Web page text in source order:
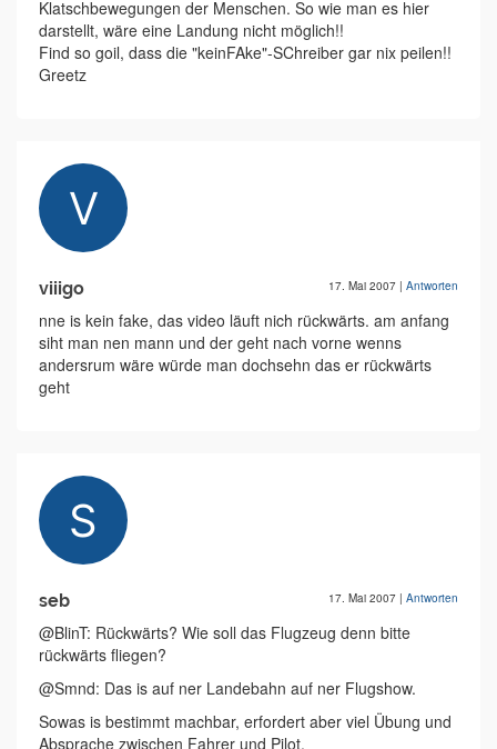
Klatschbewegungen der Menschen. So wie man es hier
darstellt, wäre eine Landung nicht möglich!!
Find so goil, dass die "keinFAke"-SChreiber gar nix peilen!!
Greetz
viiigo 17. Mai 2007 | Antworten
nne is kein fake, das video läuft nich rückwärts. am anfang
siht man nen mann und der geht nach vorne wenns
andersrum wäre würde man dochsehn das er rückwärts
geht
seb 17. Mai 2007 | Antworten
@BlinT: Rückwärts? Wie soll das Flugzeug denn bitte
rückwärts fliegen?
@Smnd: Das is auf ner Landebahn auf ner Flugshow.
Sowas is bestimmt machbar, erfordert aber viel Übung und
Absprache zwischen Fahrer und Pilot.